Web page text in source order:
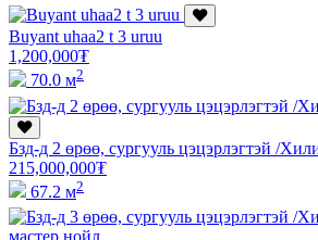
Buyant uhaa2 t 3 uruu
1,200,000₮
70.0 м2
Бзд-д 2 өрөө, сургууль цэцэрлэгтэй /
215,000,000₮
67.2 м2